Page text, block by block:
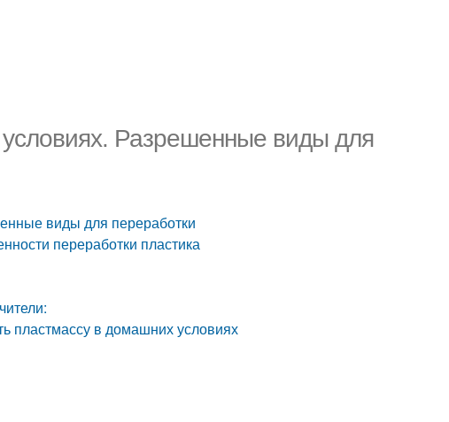
Разрешенные виды для
виды для переработки
переработки пластика
пластмассу в домашних условиях